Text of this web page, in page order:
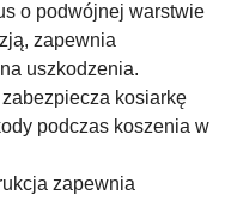
o podwójnej warstwie
zapewnia
uszkodzenia.
kosiarkę
podczas koszenia w
zapewnia